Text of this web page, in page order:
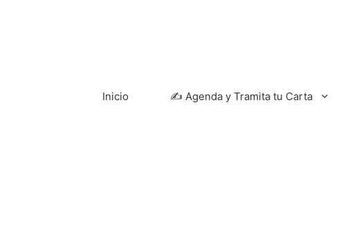
Inicio ✍ Agenda y Tramita tu Carta